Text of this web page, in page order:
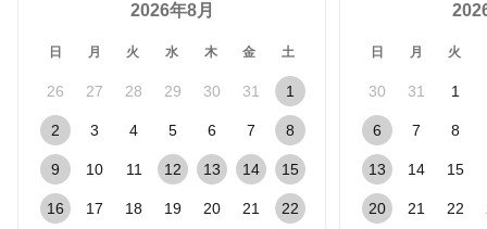
2026年8月
日 月 火 水 木 金 土
26 27 28 29 30 31 1
2 3 4 5 6 7 8
9 10 11 12 13 14 15
16 17 18 19 20 21 22
日 月 火
30 31 1
6 7 8
13 14 15
20 21 22